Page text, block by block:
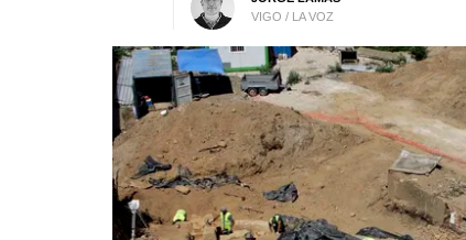
VIGO / LA VOZ